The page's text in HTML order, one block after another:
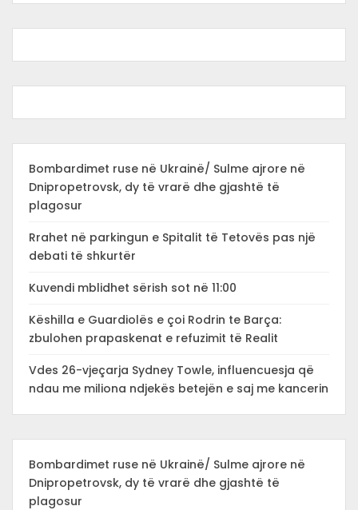
Bombardimet ruse në Ukrainë/ Sulme ajrore në
Dnipropetrovsk, dy të vrarë dhe gjashtë të
plagosur
Rrahet në parkingun e Spitalit të Tetovës pas një
debati të shkurtër
Kuvendi mblidhet sërish sot në 11:00
Këshilla e Guardiolës e çoi Rodrin te Barça:
zbulohen prapaskenat e refuzimit të Realit
Vdes 26-vjeçarja Sydney Towle, influencuesja që
ndau me miliona ndjekës betejën e saj me kancerin
Bombardimet ruse në Ukrainë/ Sulme ajrore në
Dnipropetrovsk, dy të vrarë dhe gjashtë të
plagosur